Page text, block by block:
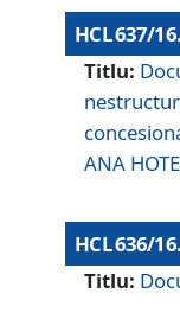
HCL 637/
Titlu:
ANA
HCL 636/
Titlu: